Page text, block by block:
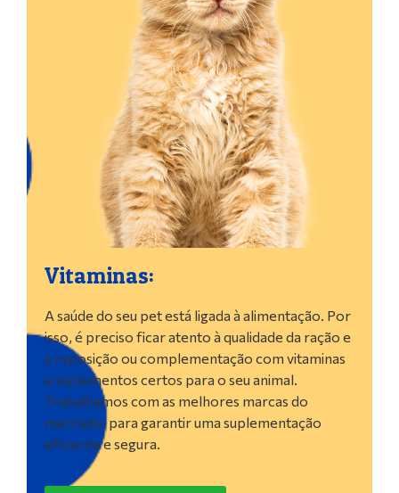
Vitaminas:
A saúde do seu pet está ligada à alimentação. Por
isso, é preciso ficar atento à qualidade da ração e
a reposição ou complementação com vitaminas
e suplementos certos para o seu animal.
Trabalhamos com as melhores marcas do
mercado, para garantir uma suplementação
eficiente e segura.